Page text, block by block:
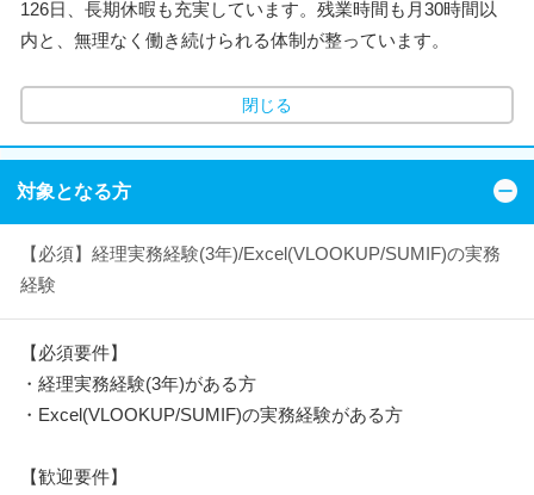
126日、長期休暇も充実しています。残業時間も月30時間以
内と、無理なく働き続けられる体制が整っています。
閉じる
対象となる方
【必須】経理実務経験(3年)/Excel(VLOOKUP/SUMIF)の実務
経験
【必須要件】
・経理実務経験(3年)がある方
・Excel(VLOOKUP/SUMIF)の実務経験がある方
【歓迎要件】